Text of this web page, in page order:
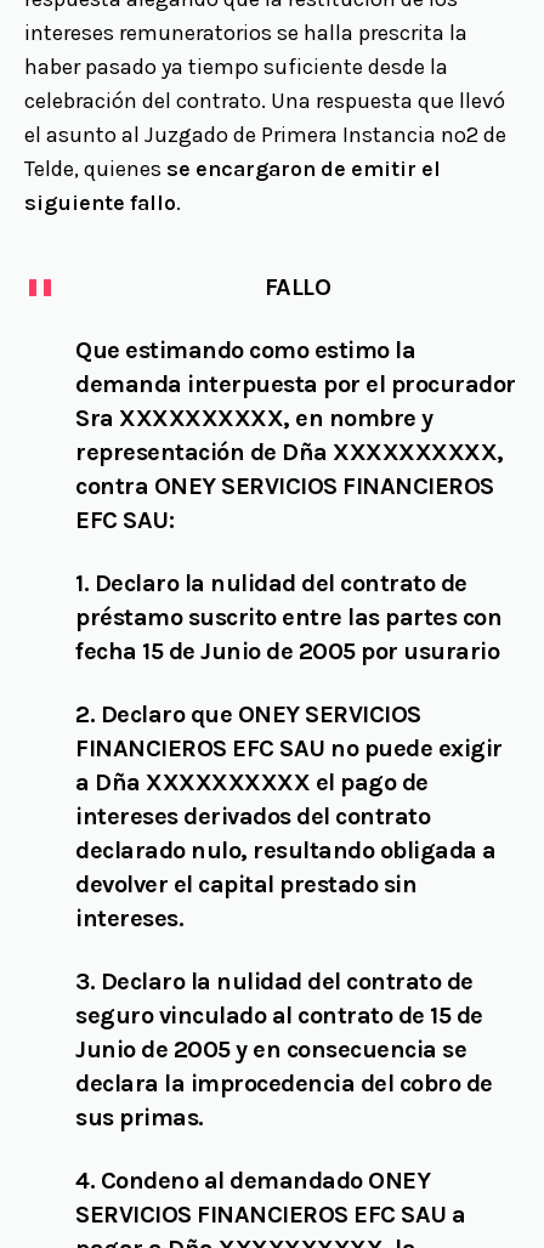
intereses remuneratorios se halla prescrita la
haber pasado ya tiempo suficiente desde la
celebración del contrato. Una respuesta que llevó
el asunto al Juzgado de Primera Instancia nº2 de
Telde, quienes se encargaron de emitir el
siguiente fallo.
FALLO
Que estimando como estimo la
demanda interpuesta por el procurador
Sra XXXXXXXXXX, en nombre y
representación de Dña XXXXXXXXXX,
contra ONEY SERVICIOS FINANCIEROS
EFC SAU:
1. Declaro la nulidad del contrato de
préstamo suscrito entre las partes con
fecha 15 de Junio de 2005 por usurario
2. Declaro que ONEY SERVICIOS
FINANCIEROS EFC SAU no puede exigir
a Dña XXXXXXXXXX el pago de
intereses derivados del contrato
declarado nulo, resultando obligada a
devolver el capital prestado sin
intereses.
3. Declaro la nulidad del contrato de
seguro vinculado al contrato de 15 de
Junio de 2005 y en consecuencia se
declara la improcedencia del cobro de
sus primas.
4. Condeno al demandado ONEY
SERVICIOS FINANCIEROS EFC SAU a